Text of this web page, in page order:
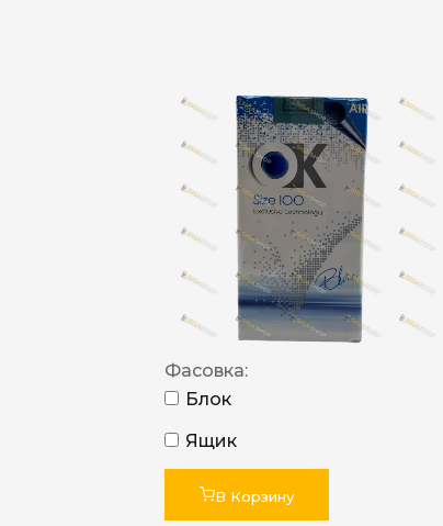
Фасовка:
Блок
Ящик
В Корзину